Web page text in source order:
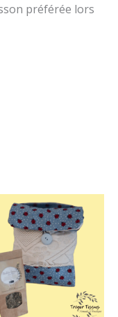
préférée lors